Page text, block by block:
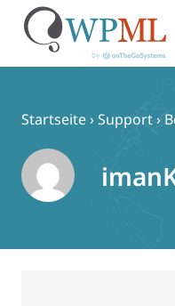
springen
Startseite›Support›